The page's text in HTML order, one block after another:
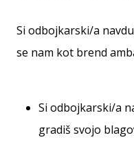
navdušenec/ka,
kot
se
Si odbojkarski/a
se nam kot brend
Si odbojkarski/a
gradiš svojo